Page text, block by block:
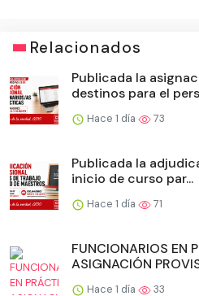
Relacionados
Publicada la
destinos para el
Hace 1 día 73
Publicada la
inicio de curso par...
Hace 1 día 71
FUNCIONARIOS EN
ASIGNACIÓN
Hace 1 día 33